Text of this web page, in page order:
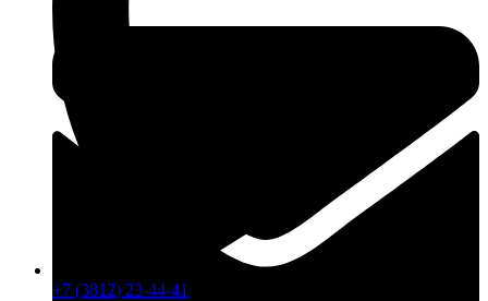
+7 (3812) 23-44-41